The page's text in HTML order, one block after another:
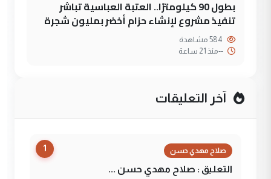
بطول 90 كيلومترًا.. العتبة العباسية تباشر
تنفيذ مشروع لإنشاء حزام أخضر بمليون شجرة
--منذ 21 ساعة
آخر التعليقات
1 صلاح مهدي حسن
التعليق : صلاح مهدي حسن ...